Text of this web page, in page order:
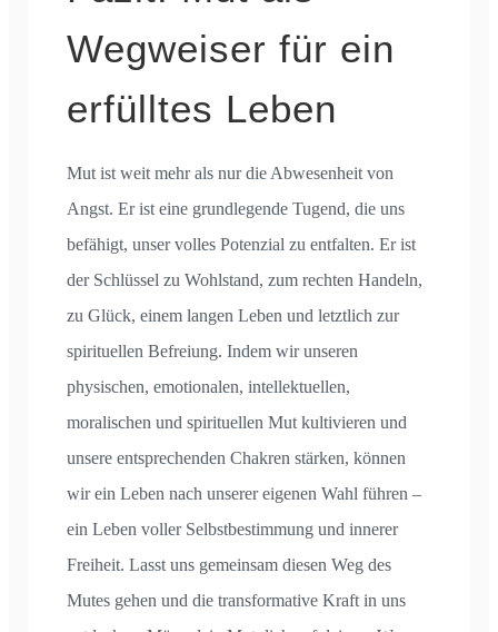
Wegweiser für ein
erfülltes Leben
Mut ist weit mehr als nur die Abwesenheit von
Angst. Er ist eine grundlegende Tugend, die uns
befähigt, unser volles Potenzial zu entfalten. Er ist
der Schlüssel zu Wohlstand, zum rechten Handeln,
zu Glück, einem langen Leben und letztlich zur
spirituellen Befreiung. Indem wir unseren
physischen, emotionalen, intellektuellen,
moralischen und spirituellen Mut kultivieren und
unsere entsprechenden Chakren stärken, können
wir ein Leben nach unserer eigenen Wahl führen –
ein Leben voller Selbstbestimmung und innerer
Freiheit. Lasst uns gemeinsam diesen Weg des
Mutes gehen und die transformative Kraft in uns